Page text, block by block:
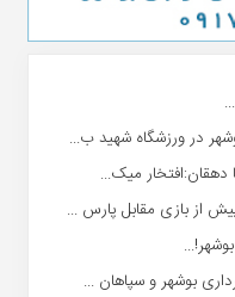
در ورزشگاه شهید ب...
دهقان:افتخار میک...
از بازی مقابل پارس ...
بوشهر و سپاهان ...